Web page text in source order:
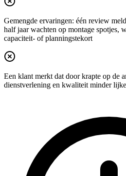
Gemengde ervaringen: één review
half jaar wachten op montage spotjes,
capaciteit- of planningstekort
Een klant merkt dat door krapte op de
dienstverlening en kwaliteit minder